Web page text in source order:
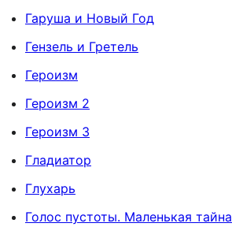
Гаруша и Новый Год
Гензель и Гретель
Героизм
Героизм 2
Героизм 3
Гладиатор
Глухарь
Голос пустоты. Маленькая тайна